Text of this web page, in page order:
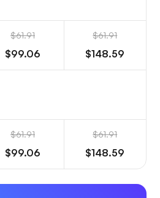
$61.91
$99.06
$61.91
$148.59
$61.91
$99.06
$61.91
$148.59